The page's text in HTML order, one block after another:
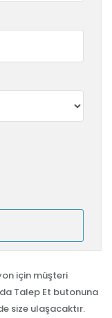
için müşteri
Talep Et butonuna
size ulaşacaktır.